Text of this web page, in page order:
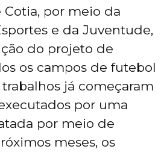
por meio da
e da Juventude,
do projeto de
os campos de futebol
já começaram
por uma
por meio de
meses, os